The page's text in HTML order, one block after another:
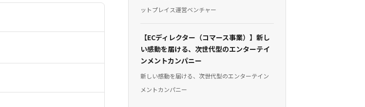
ットプレイス運営ベンチャー
【ECディレクター（コマース事業）】新し
い感動を届ける、次世代型のエンターテイ
ンメントカンパニー
新しい感動を届ける、次世代型のエンターテイン
メントカンパニー